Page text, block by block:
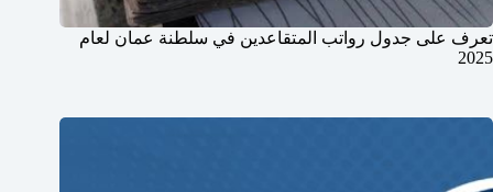
تعرف على جدول رواتب المتقاعدين في سلطنة عمان لعام
2025